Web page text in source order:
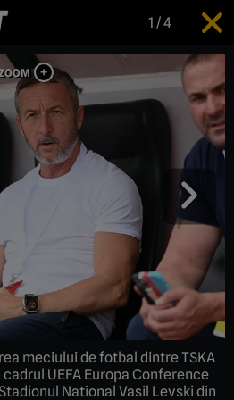
1 /4
meciului de fotbal dintre TSKA
cadrul UEFA Europa Conference
National Vasil Levski din